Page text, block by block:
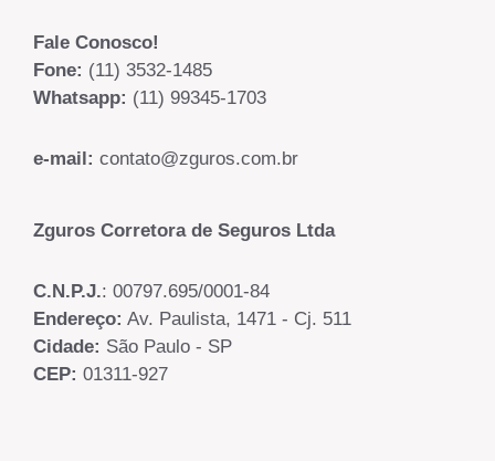
Fale Conosco!
Fone: (11) 3532-1485
Whatsapp: (11) 99345-1703
e-mail: contato@zguros.com.br
Zguros Corretora de Seguros Ltda
C.N.P.J.: 00797.695/0001-84
Endereço: Av. Paulista, 1471 - Cj. 511
Cidade: São Paulo - SP
CEP: 01311-927